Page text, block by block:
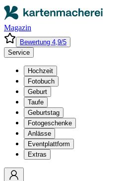
Magazin
Bewertung 4,9/5
Service
Hochzeit
Fotobuch
Geburt
Taufe
Geburtstag
Fotogeschenke
Anlässe
Eventplattform
Extras